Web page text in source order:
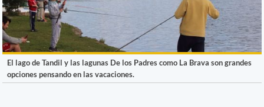
El lago de Tandil y las lagunas De los Padres como La Brava son grandes
opciones pensando en las vacaciones.